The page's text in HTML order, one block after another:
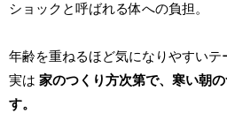
ショックと呼ばれる体への負担。
年齢を重ねるほど気になりやすいテ
実は 家のつくり方次第で、寒い朝
す。